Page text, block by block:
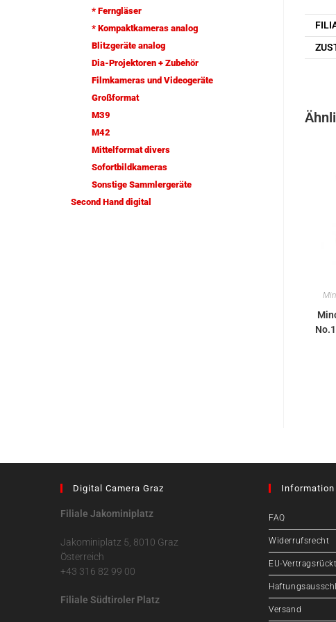
* Ferngläser
* Kompaktkameras analog
Blitzgeräte analog
Dia-Projektoren + Zubehör
Filmkameras und Videogeräte
Großformat
M39
M42
Mittelformat divers
Sofortbildkameras
Sonstige Sammlergeräte
Second Hand digital
Digital Camera Graz
Filiale Jakominiplatz
Jakominiplatz 5, 8010 Graz
Österreich
+43 316 82 99 00
Filiale Südtiroler Platz
Information
FAQ
Widerrufsrecht
EU-
Versand